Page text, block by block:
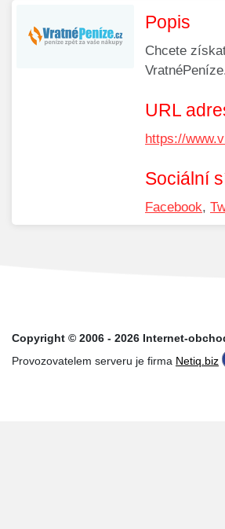
Popis
Chcete
URL
https://
Sociální
Facebook,
Copyright © 2006 - 2026 Internet-
Provozovatelem serveru je firma Netiq.biz